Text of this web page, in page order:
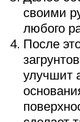
своими
любого
После
улучшит